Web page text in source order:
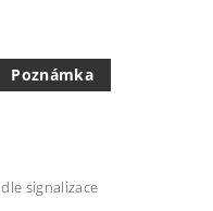
Poznámka
dle signalizace